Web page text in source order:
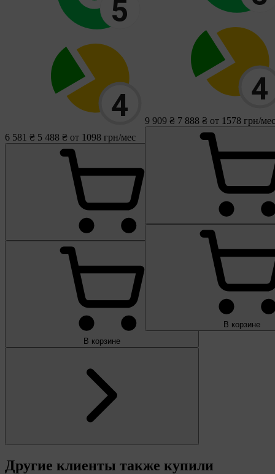
6 581 ₴ 5 488 ₴ от 1098 грн/мес
В корзине
9 909 ₴ 7 888 ₴ от 1578 грн/мес
В корзине
Другие клиенты также купили